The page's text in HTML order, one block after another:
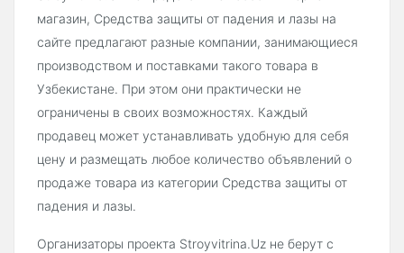
магазин, Средства защиты от падения и лазы на
сайте предлагают разные компании, занимающиеся
производством и поставками такого товара в
Узбекистане. При этом они практически не
ограничены в своих возможностях. Каждый
продавец может устанавливать удобную для себя
цену и размещать любое количество объявлений о
продаже товара из категории Средства защиты от
падения и лазы.
Организаторы проекта Stroyvitrina.Uz не берут с